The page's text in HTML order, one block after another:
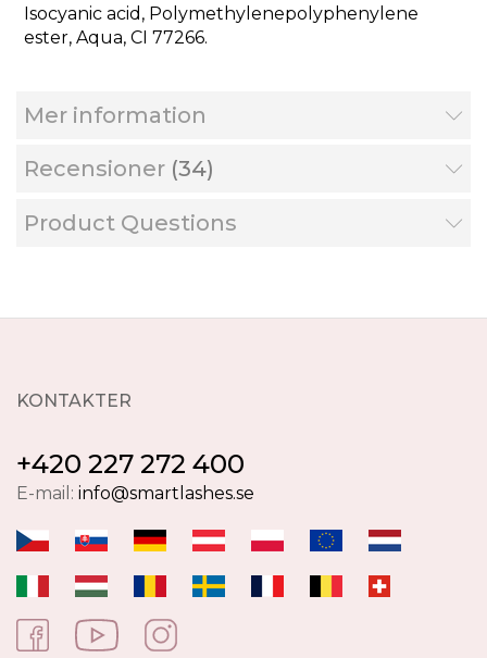
Isocyanic acid, Polymethylenepolyphenylene
ester, Aqua, CI 77266.
Mer information
Recensioner 34
Product Questions
KONTAKTER
+420 227 272 400
E-mail: info@smartlashes.se